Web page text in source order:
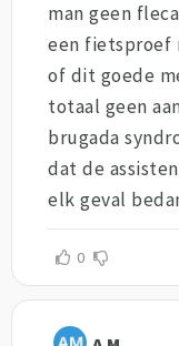
man geen
een fietsproef
of dit goede
totaal geen
brugada
dat de
elk geval
0